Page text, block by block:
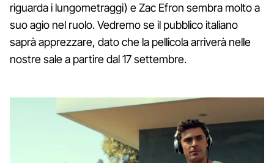
riguarda i lungometraggi) e Zac Efron sembra molto a
suo agio nel ruolo. Vedremo se il pubblico italiano
saprà apprezzare, dato che la pellicola arriverà nelle
nostre sale a partire dal 17 settembre.